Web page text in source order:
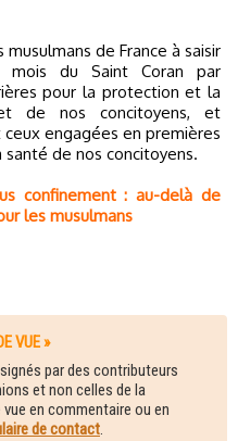
de France à saisir
mois du Saint Coran par
pour la protection et la
de nos concitoyens, et
engagées en premières
de nos concitoyens.
confinement : au-delà de
les musulmans
VUE »
par des contributeurs
et non celles de la
en commentaire ou en
de contact.